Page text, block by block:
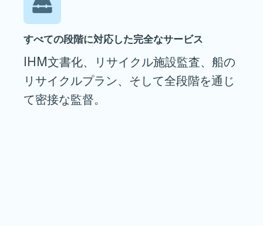
すべての段階に対応した完全なサービス
IHM文書化、リサイクル施設監査、船の
リサイクルプラン、そして全段階を通じ
て密接な監督。